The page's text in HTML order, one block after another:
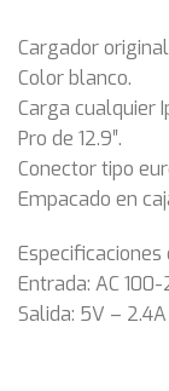
Cargador
Color blanco.
Carga cualquier
Pro de 12.9″.
Conector tipo
Empacado en
Especificaciones
Entrada: AC
Salida: 5V –